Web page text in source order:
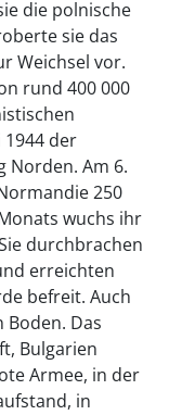
die polnische
sie das
Weichsel vor.
rund 400 000
der
Norden. Am 6.
250
wuchs ihr
durchbrachen
erreichten
befreit. Auch
Das
Bulgarien
Armee, in der
in